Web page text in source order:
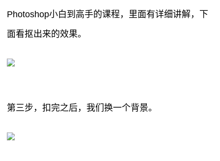
Photoshop小白到高手的课程，里面有详细讲解，下
面看抠出来的效果。
第三步，扣完之后，我们换一个背景。